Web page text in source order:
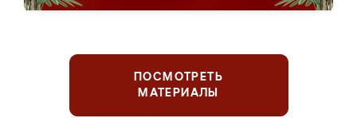
ПОСМОТРЕТЬ
МАТЕРИАЛЫ